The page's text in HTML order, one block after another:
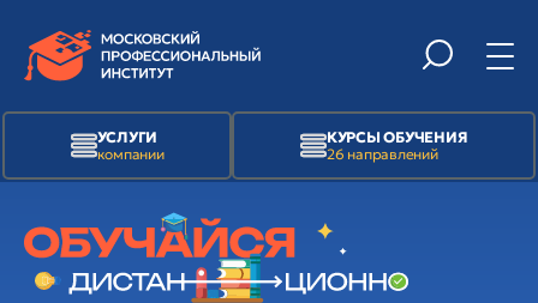
УСЛУГИ
компании
КУРСЫ ОБУЧЕНИЯ
26 направлений